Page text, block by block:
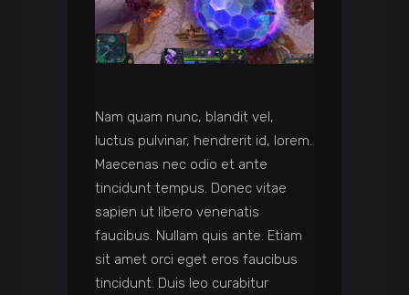
Nam quam nunc, blandit vel,
luctus pulvinar, hendrerit id, lorem.
Maecenas nec odio et ante
tincidunt tempus. Donec vitae
sapien ut libero venenatis
faucibus. Nullam quis ante. Etiam
sit amet orci eget eros faucibus
tincidunt. Duis leo curabitur